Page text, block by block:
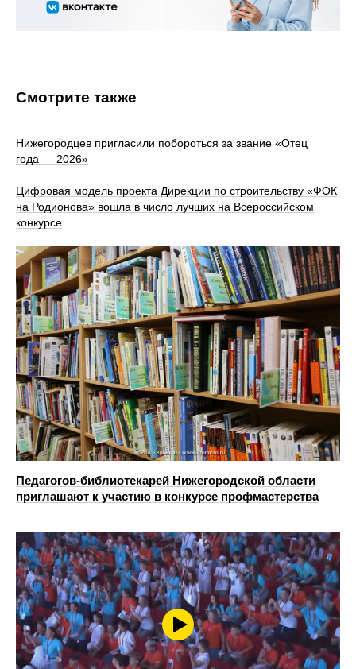
Смотрите также
Нижегородцев пригласили побороться за звание «Отец
года — 2026»
Цифровая модель проекта Дирекции по строительству «ФОК
на Родионова» вошла в число лучших на Всероссийском
конкурсе
Педагогов-библиотекарей Нижегородской области
приглашают к участию в конкурсе профмастерства